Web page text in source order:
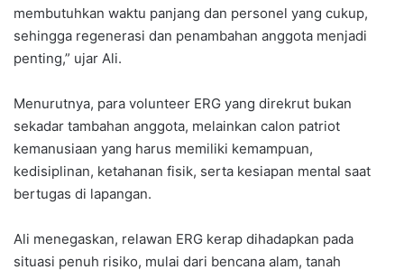
membutuhkan waktu panjang dan personel yang cukup,
sehingga regenerasi dan penambahan anggota menjadi
penting,” ujar Ali.
Menurutnya, para volunteer ERG yang direkrut bukan
sekadar tambahan anggota, melainkan calon patriot
kemanusiaan yang harus memiliki kemampuan,
kedisiplinan, ketahanan fisik, serta kesiapan mental saat
bertugas di lapangan.
Ali menegaskan, relawan ERG kerap dihadapkan pada
situasi penuh risiko, mulai dari bencana alam, tanah